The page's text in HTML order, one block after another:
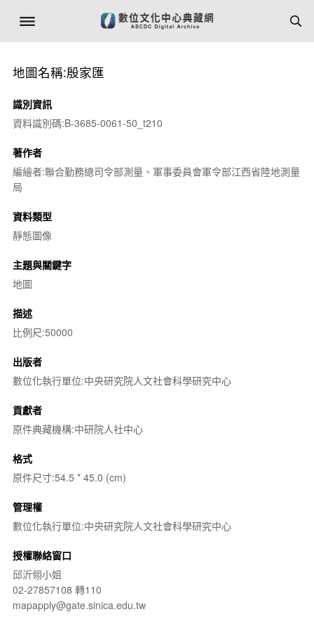
地圖名稱:殷家匯
識別資訊
資料識別碼:B-3685-0061-50_t210
著作者
編繪者:聯合勤務總司令部測量、軍事委員會軍令部江西省陸地測量
局
資料類型
靜態圖像
主題與關鍵字
地圖
描述
比例尺:50000
出版者
數位化執行單位:中央研究院人文社會科學研究中心
貢獻者
原件典藏機構:中研院人社中心
格式
原件尺寸:54.5 * 45.0 (cm)
管理權
數位化執行單位:中央研究院人文社會科學研究中心
授權聯絡窗口
邱沂翎小姐
02-27857108 轉110
mapapply@gate.sinica.edu.tw